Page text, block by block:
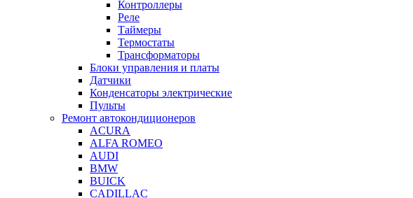
Контроллеры
Реле
Таймеры
Термостаты
Трансформаторы
Блоки управления и платы
Датчики
Конденсаторы электрические
Пульты
Ремонт автокондиционеров
ACURA
ALFA ROMEO
AUDI
BMW
BUICK
CADILLAC